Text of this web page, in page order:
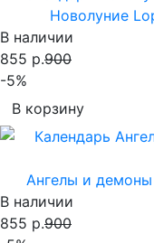
Новолуние
В наличии
855 р.900
-5%
В корзину
Ангелы и
В наличии
855 р.900